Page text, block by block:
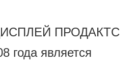
ПРОДАКТС
года является